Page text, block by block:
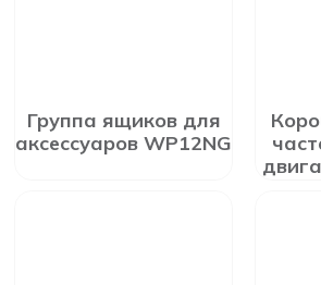
Группа ящиков для
аксессуаров WP12NG